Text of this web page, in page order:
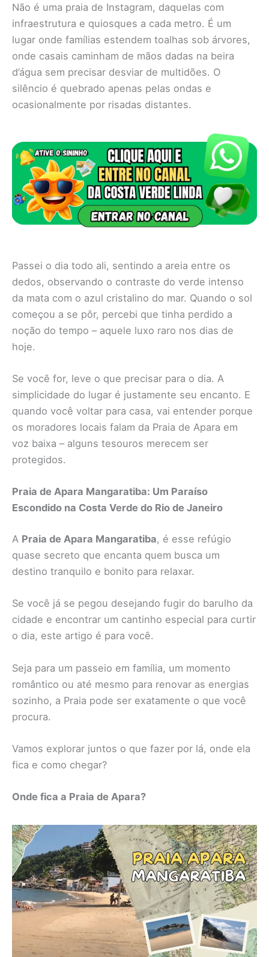
Não é uma praia de Instagram, daquelas com
infraestrutura e quiosques a cada metro. É um
lugar onde famílias estendem toalhas sob árvores,
onde casais caminham de mãos dadas na beira
d’água sem precisar desviar de multidões. O
silêncio é quebrado apenas pelas ondas e
ocasionalmente por risadas distantes.
Passei o dia todo ali, sentindo a areia entre os
dedos, observando o contraste do verde intenso
da mata com o azul cristalino do mar. Quando o sol
começou a se pôr, percebi que tinha perdido a
noção do tempo – aquele luxo raro nos dias de
hoje.
Se você for, leve o que precisar para o dia. A
simplicidade do lugar é justamente seu encanto. E
quando você voltar para casa, vai entender porque
os moradores locais falam da Praia de Apara em
voz baixa – alguns tesouros merecem ser
protegidos.
Praia de Apara Mangaratiba: Um Paraíso
Escondido na Costa Verde do Rio de Janeiro
A Praia de Apara Mangaratiba, é esse refúgio
quase secreto que encanta quem busca um
destino tranquilo e bonito para relaxar.
Se você já se pegou desejando fugir do barulho da
cidade e encontrar um cantinho especial para curtir
o dia, este artigo é para você.
Seja para um passeio em família, um momento
romântico ou até mesmo para renovar as energias
sozinho, a Praia pode ser exatamente o que você
procura.
Vamos explorar juntos o que fazer por lá, onde ela
fica e como chegar?
Onde fica a Praia de Apara?